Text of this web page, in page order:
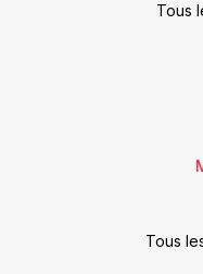
Tous
Tous